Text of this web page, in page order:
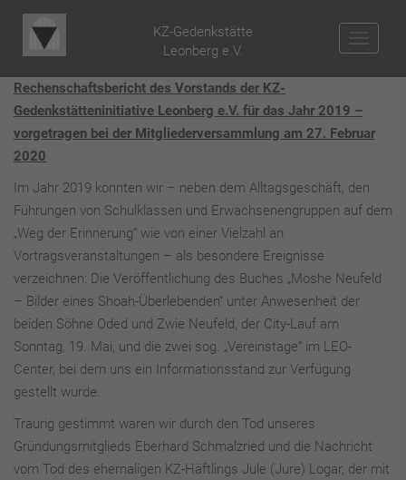
KZ-Gedenkstätte
Leonberg e.V.
Rechenschaftsbericht des Vorstands der KZ-
Gedenkstätteninitiative Leonberg e.V. für das Jahr 2019 –
vorgetragen bei der Mitgliederversammlung am 27. Februar
2020
Im Jahr 2019 konnten wir – neben dem Alltagsgeschäft, den
Führungen von Schulklassen und Erwachsenengruppen auf dem
„Weg der Erinnerung“ wie von einer Vielzahl an
Vortragsveranstaltungen – als besondere Ereignisse
verzeichnen: Die Veröffentlichung des Buches „Moshe Neufeld
– Bilder eines Shoah-Überlebenden“ unter Anwesenheit der
beiden Söhne Oded und Zwie Neufeld, der City-Lauf am
Sonntag, 19. Mai, und die zwei sog. „Vereinstage“ im LEO-
Center, bei dem uns ein Informationsstand zur Verfügung
gestellt wurde.
Traurig gestimmt waren wir durch den Tod unseres
Gründungsmitglieds Eberhard Schmalzried und die Nachricht
vom Tod des ehemaligen KZ-Häftlings Jule (Jure) Logar, der mit